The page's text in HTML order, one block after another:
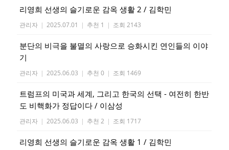
리영희 선생의 슬기로운 감옥 생활 2 / 김학민
관리자 | 2025.07.01 | 추천 1 | 조회 2143
분단의 비극을 불멸의 사랑으로 승화시킨 연인들의 이야
기
관리자 | 2025.06.03 | 추천 0 | 조회 1469
트럼프의 미국과 세계, 그리고 한국의 선택 - 여전히 한반
도 비핵화가 정답이다 / 이삼성
관리자 | 2025.06.03 | 추천 2 | 조회 1717
리영희 선생의 슬기로운 감옥 생활 1 / 김학민